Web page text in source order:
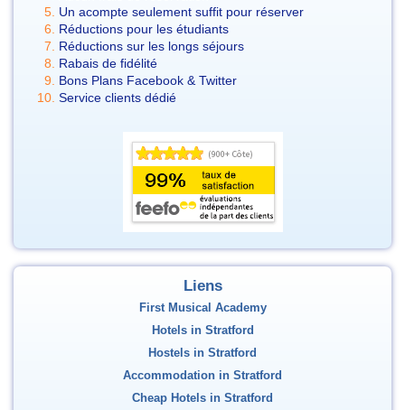
Un acompte seulement suffit pour réserver
Réductions pour les étudiants
Réductions sur les longs séjours
Rabais de fidélité
Bons Plans Facebook & Twitter
Service clients dédié
Liens
First Musical Academy
Hotels in Stratford
Hostels in Stratford
Accommodation in Stratford
Cheap Hotels in Stratford